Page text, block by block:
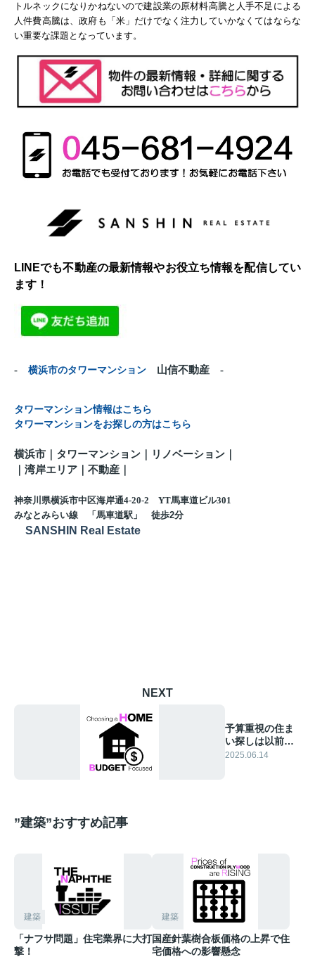
トルネックになりかねないので建設業の原材料高騰と人手不足による
人件費高騰は、政府も「米」だけでなく注力していかなくてはならな
い重要な課題となっています。
LINEでも不動産の最新情報やお役立ち情報を配信してい
ます！
- 横浜市のタワーマンション 山信不動産 -
タワーマンション情報はこちら
タワーマンションをお探しの方はこちら
横浜市｜タワーマンション｜リノベーション｜
湾岸エリア｜不動産
神奈川県横浜市中区海岸通4-20-2 YT馬車道ビル301
みなとみらい線 「馬車道駅」 徒歩2分
SANSHIN Real Estate
NEXT
予算重視の住ま
い探しは以前よ
りも条件悪化⁉︎
2025.06.14
”建築”おすすめ記事
建築
「ナフサ問題」住宅業界に大打
撃！
建築
国産針葉樹合板価格の上昇で住
宅価格への影響懸念